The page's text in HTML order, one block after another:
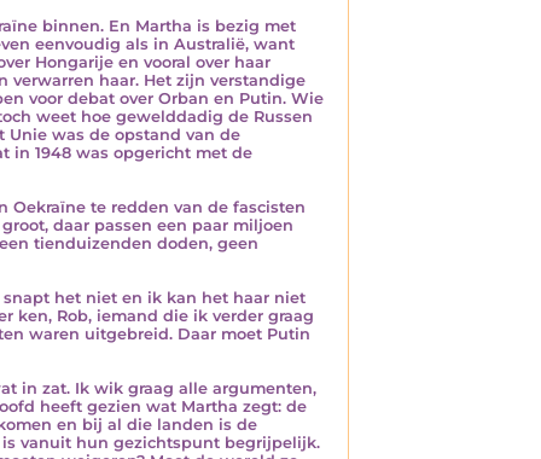
binnen. En Martha is bezig met
eenvoudig als in Australië, want
Hongarije en vooral over haar
verwarren haar. Het zijn verstandige
voor debat over Orban en Putin. Wie
weet hoe gewelddadig de Russen
Unie was de opstand van de
in 1948 was opgericht met de
Oekraïne te redden van de fascisten
daar passen een paar miljoen
tienduizenden doden, geen
snapt het niet en ik kan het haar niet
ken, Rob, iemand die ik verder graag
waren uitgebreid. Daar moet Putin
in zat. Ik wik graag alle argumenten,
heeft gezien wat Martha zegt: de
en bij al die landen is de
vanuit hun gezichtspunt begrijpelijk.